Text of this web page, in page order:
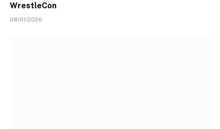
WrestleCon
08/01/2026